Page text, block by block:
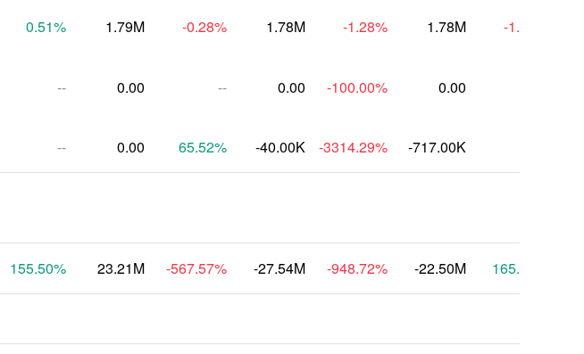
0.51% 1.79M -0.28% 1.78M -1.28% 1.78M -1.22
-- 0.00 -- 0.00 -100.00% 0.00
-- 0.00 65.52% -40.00K -3314.29% -717.00K
155.50% 23.21M -567.57% -27.54M -948.72% -22.50M 165.22